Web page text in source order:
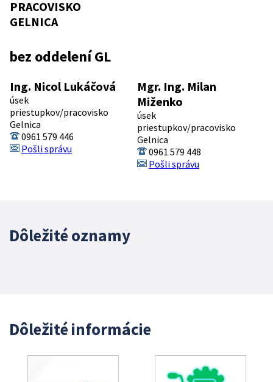
PRACOVISKO
GELNICA
bez oddelení GL
Ing. Nicol Lukáčová
úsek
priestupkov/pracovisko
Gelnica
0961 579 446
Pošli správu
Mgr. Ing. Milan
Miženko
úsek
priestupkov/pracovisko
Gelnica
0961 579 448
Pošli správu
Dôležité oznamy
Dôležité informácie